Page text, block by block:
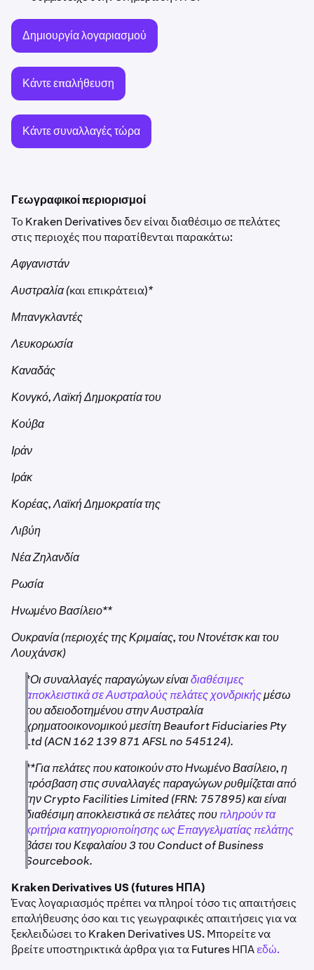
Δημιουργία λογαριασμού
Κάντε επαλήθευση
Κάντε συναλλαγές τώρα
Γεωγραφικοί περιορισμοί
Το Kraken Derivatives δεν είναι διαθέσιμο σε πελάτες
στις περιοχές που παρατίθενται παρακάτω:
Αφγανιστάν
Αυστραλία (και επικράτεια)*
Μπανγκλαντές
Λευκορωσία
Καναδάς
Κονγκό, Λαϊκή Δημοκρατία του
Κούβα
Ιράν
Ιράκ
Κορέας, Λαϊκή Δημοκρατία της
Λιβύη
Νέα Ζηλανδία
Ρωσία
Ηνωμένο Βασίλειο**
Ουκρανία (περιοχές της Κριμαίας, του Ντονέτσκ και του
Λουχάνσκ)
*Οι συναλλαγές παραγώγων είναιδιαθέσιμες
αποκλειστικά σε Αυστραλούς πελάτες χονδρικήςμέσω
του αδειοδοτημένου στην Αυστραλία
χρηματοοικονομικού μεσίτη Beaufort Fiduciaries Pty
Ltd (ACN 162 139 871 AFSL no 545124).
**Για πελάτες που κατοικούν στο Ηνωμένο Βασίλειο, η
πρόσβαση στις συναλλαγές παραγώγων ρυθμίζεται από
την Crypto Facilities Limited (FRN: 757895) και είναι
διαθέσιμη αποκλειστικά σε πελάτες πουπληρούν τα
κριτήρια κατηγοριοποίησης ως Επαγγελματίας πελάτης
βάσει του Κεφαλαίου 3 του Conduct of Business
Sourcebook.
Kraken Derivatives US (futures ΗΠΑ)
Ένας λογαριασμός πρέπει να πληροί τόσο τις απαιτήσεις
επαλήθευσης όσο και τις γεωγραφικές απαιτήσεις για να
ξεκλειδώσει το Kraken Derivatives US. Μπορείτε να
βρείτε υποστηρικτικά άρθρα για τα Futures ΗΠΑεδώ.